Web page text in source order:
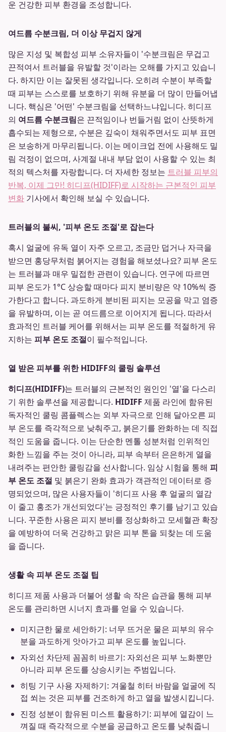
운 건강한 피부 환경을 조성합니다.
여드름 수분크림, 더 이상 무겁지 않게
많은 지성 및 복합성 피부 소유자들이 '수분크림은 무겁고
끈적여서 트러블을 유발할 것'이라는 오해를 가지고 있습니
다. 하지만 이는 잘못된 생각입니다. 오히려 수분이 부족할
때 피부는 스스로를 보호하기 위해 유분을 더 많이 만들어냅
니다. 핵심은 '어떤' 수분크림을 선택하느냐입니다. 히디프
의 여드름 수분크림은 끈적임이나 번들거림 없이 산뜻하게
흡수되는 제형으로, 수분은 깊숙이 채워주면서도 피부 표면
은 보송하게 마무리됩니다. 이는 메이크업 전에 사용해도 밀
림 걱정이 없으며, 사계절 내내 부담 없이 사용할 수 있는 최
적의 텍스처를 자랑합니다. 더 자세한 정보는 트러블 피부의
반복, 이제 그만! 히디프(HIDIFF)로 시작하는 근본적인 피부
변화 기사에서 확인해 보실 수 있습니다.
트러블의 불씨, '피부 온도 조절'로 잡는다
혹시 얼굴에 유독 열이 자주 오르고, 조금만 덥거나 자극을
받으면 홍당무처럼 붉어지는 경험을 해보셨나요? 피부 온도
는 트러블과 매우 밀접한 관련이 있습니다. 연구에 따르면
피부 온도가 1°C 상승할 때마다 피지 분비량은 약 10%씩 증
가한다고 합니다. 과도하게 분비된 피지는 모공을 막고 염증
을 유발하며, 이는 곧 여드름으로 이어지게 됩니다. 따라서
효과적인 트러블 케어를 위해서는 피부 온도를 적절하게 유
지하는 피부 온도 조절이 필수적입니다.
열 받은 피부를 위한 HIDIFF의 쿨링 솔루션
히디프(HIDIFF)는 트러블의 근본적인 원인인 '열'을 다스리
기 위한 솔루션을 제공합니다. HIDIFF 제품 라인에 함유된
독자적인 쿨링 콤플렉스는 외부 자극으로 인해 달아오른 피
부 온도를 즉각적으로 낮춰주고, 붉은기를 완화하는 데 직접
적인 도움을 줍니다. 이는 단순한 멘톨 성분처럼 인위적인
화한 느낌을 주는 것이 아니라, 피부 속부터 은은하게 열을
내려주는 편안한 쿨링감을 선사합니다. 임상 시험을 통해 피
부 온도 조절 및 붉은기 완화 효과가 객관적인 데이터로 증
명되었으며, 많은 사용자들이 '히디프 사용 후 얼굴의 열감
이 줄고 홍조가 개선되었다'는 긍정적인 후기를 남기고 있습
니다. 꾸준한 사용은 피지 분비를 정상화하고 모세혈관 확장
을 예방하여 더욱 건강하고 맑은 피부 톤을 되찾는 데 도움
을 줍니다.
생활 속 피부 온도 조절 팁
히디프 제품 사용과 더불어 생활 속 작은 습관을 통해 피부
온도를 관리하면 시너지 효과를 얻을 수 있습니다.
미지근한 물로 세안하기: 너무 뜨거운 물은 피부의 유수
분을 과도하게 앗아가고 피부 온도를 높입니다.
자외선 차단제 꼼꼼히 바르기: 자외선은 피부 노화뿐만
아니라 피부 온도를 상승시키는 주범입니다.
히팅 기구 사용 자제하기: 겨울철 히터 바람을 얼굴에 직
접 쐬는 것은 피부를 건조하게 하고 열을 발생시킵니다.
진정 성분이 함유된 미스트 활용하기: 피부에 열감이 느
껴질 때 즉각적으로 수분을 공급하고 온도를 낮춰줍니